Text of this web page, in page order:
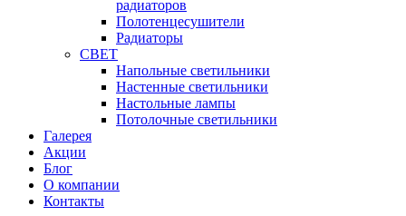
радиаторов
Полотенцесушители
Радиаторы
СВЕТ
Напольные светильники
Настенные светильники
Настольные лампы
Потолочные светильники
Галерея
Акции
Блог
О компании
Контакты